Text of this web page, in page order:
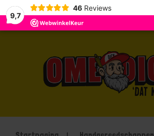
9,7
46 Reviews